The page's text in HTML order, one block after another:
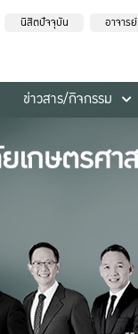
นิสิตปัจจุบัน อาจารย์
ข่าวสาร/กิจกรรม